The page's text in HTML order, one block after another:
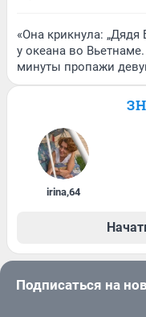
«Она крикнула:
у океана во
минуты пропажи
irina,64
Подписаться на